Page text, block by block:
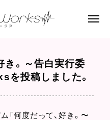
き。～告白実行委
を投稿しました。
何度だって、好き。〜